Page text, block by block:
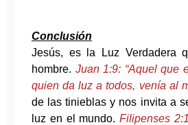
Conclusión
Jesús, es la Luz Verdadera
hombre. Juan 1:9: “Aquel que
quien da luz a todos, venía al
de las tinieblas y nos invita a
luz en el mundo. Filipenses